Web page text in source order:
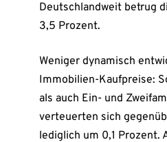
Deutschlandweit betrug
3,5 Prozent.
Weniger dynamisch
Immobilien-Kaufpreise:
als auch Ein- und
verteuerten sich
lediglich um 0,1 Prozent.